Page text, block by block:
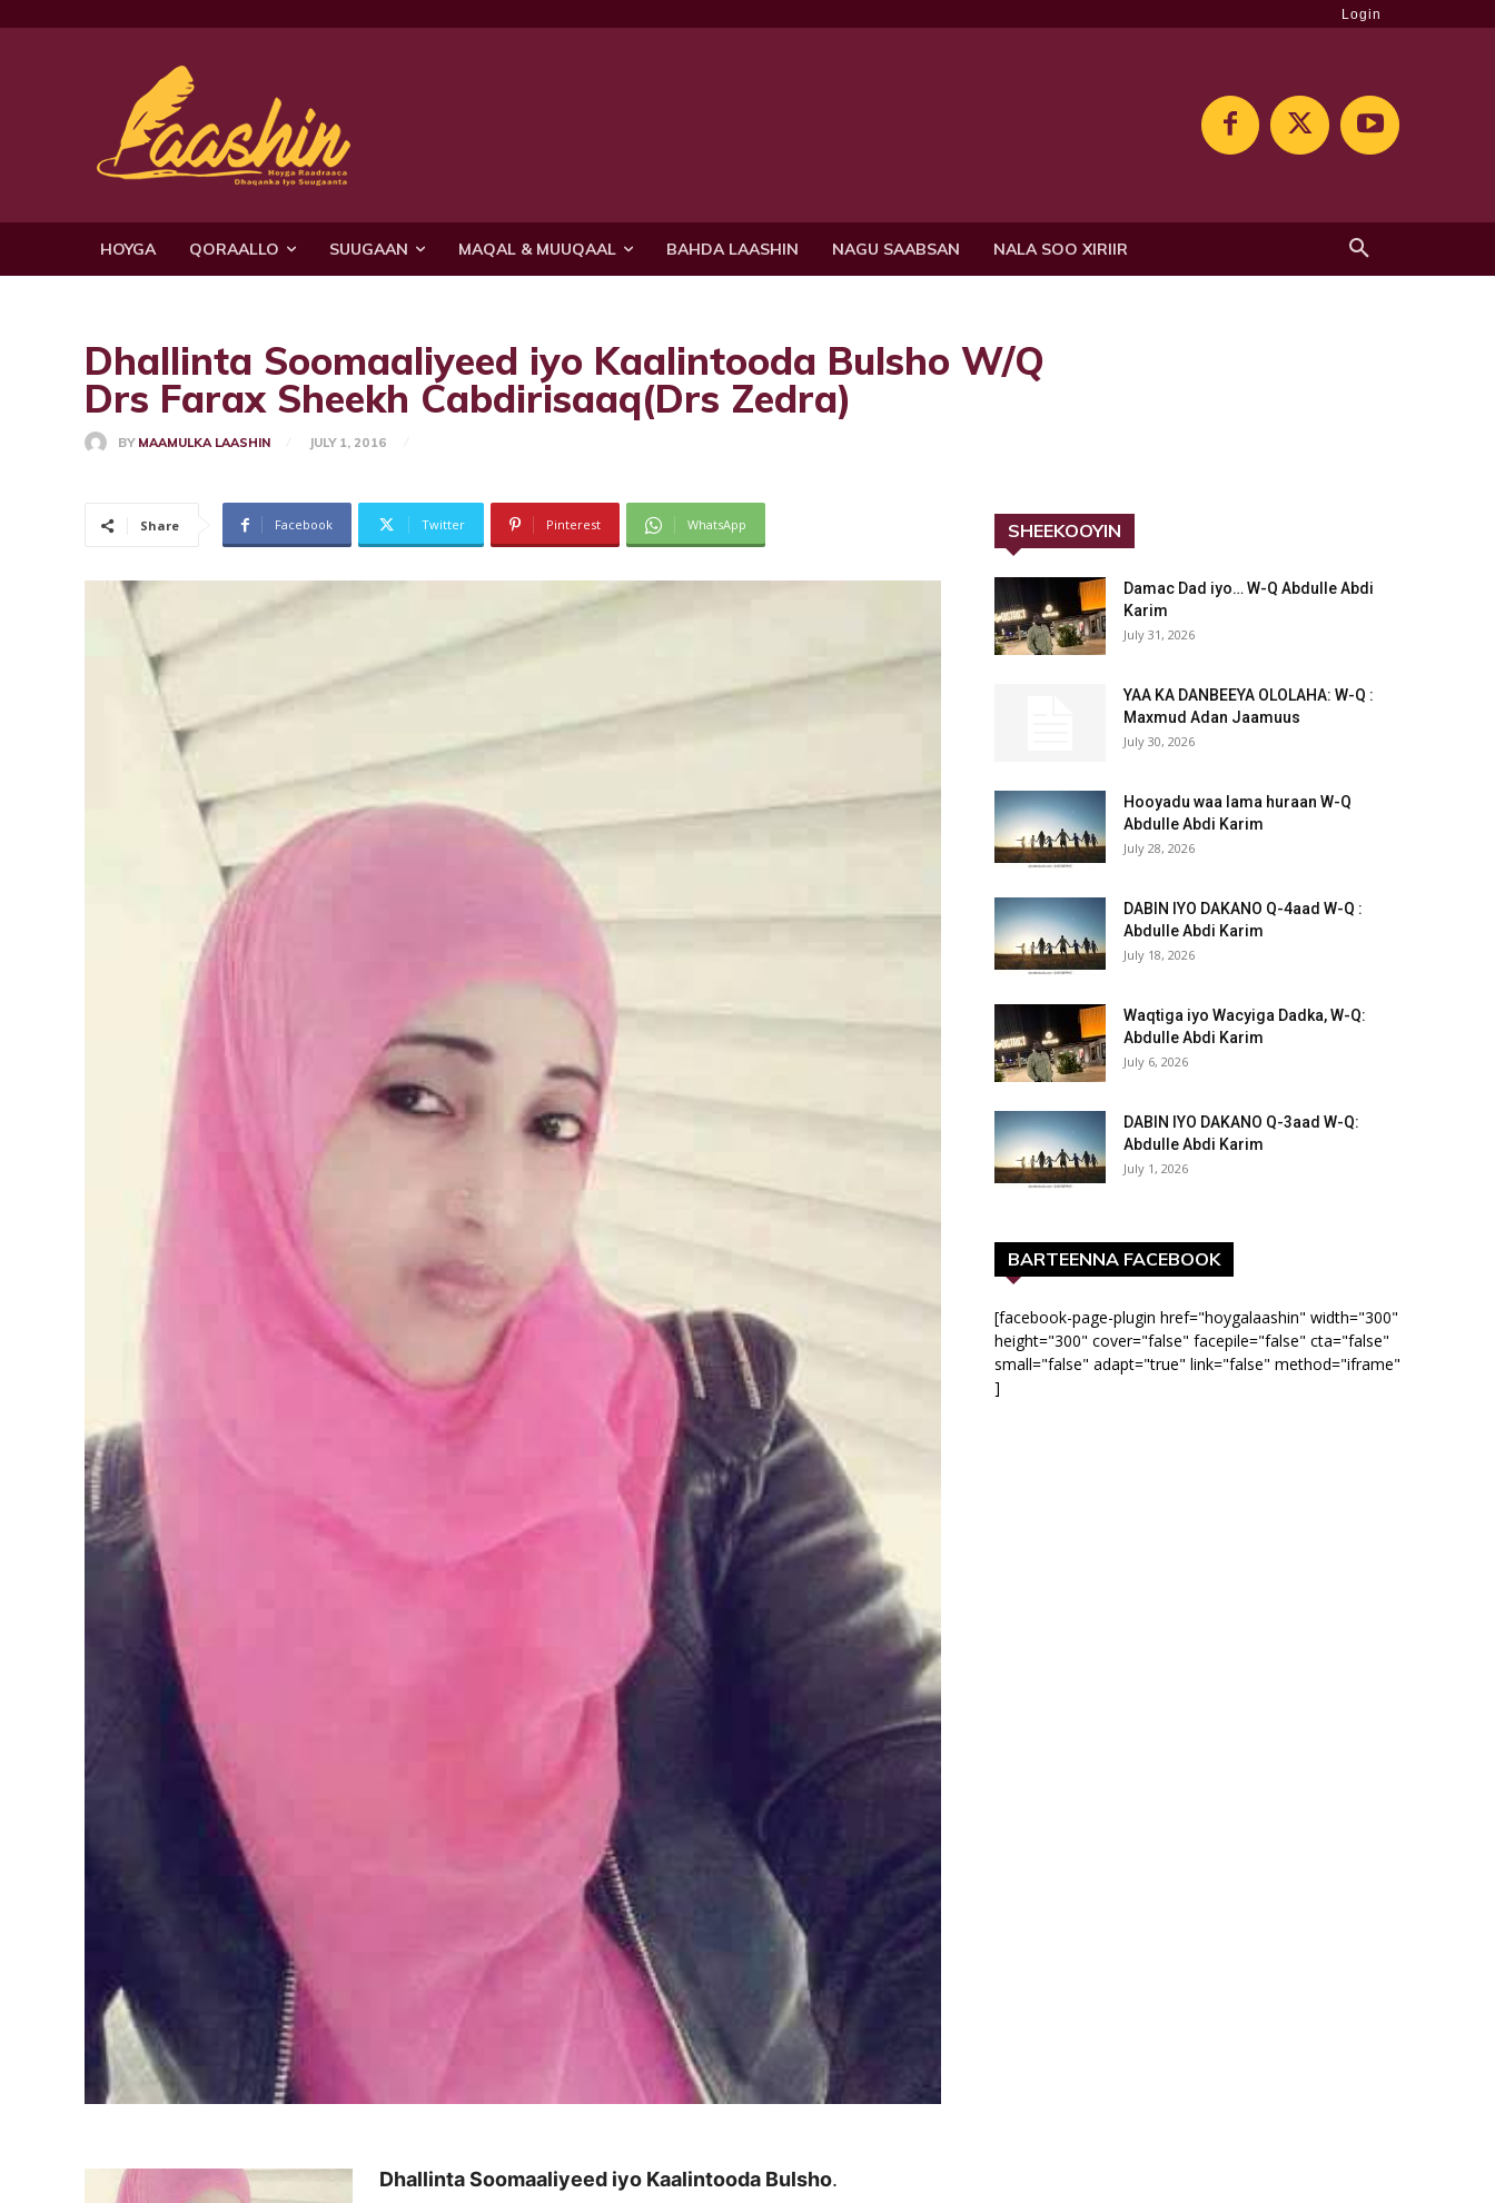
Login
HOYGA QORAALLO SUUGAAN MAQAL & MUUQAAL BAHDA LAASHIN NAGU SAABSAN NALA SOO XIRIIR
Dhallinta Soomaaliyeed iyo Kaalintooda Bulsho W/Q
Drs Farax Sheekh Cabdirisaaq(Drs Zedra)
BY MAAMULKA LAASHIN JULY 1, 2016
Share Facebook Twitter Pinterest WhatsApp
Dhallinta Soomaaliyeed iyo Kaalintooda Bulsho.
SHEEKOOYIN
Damac Dad iyo… W-Q Abdulle Abdi
Karim
July 31, 2026
YAA KA DANBEEYA OLOLAHA: W-Q :
Maxmud Adan Jaamuus
July 30, 2026
Hooyadu waa lama huraan W-Q
Abdulle Abdi Karim
July 28, 2026
DABIN IYO DAKANO Q-4aad W-Q :
Abdulle Abdi Karim
July 18, 2026
Waqtiga iyo Wacyiga Dadka, W-Q:
Abdulle Abdi Karim
July 6, 2026
DABIN IYO DAKANO Q-3aad W-Q:
Abdulle Abdi Karim
July 1, 2026
BARTEENNA FACEBOOK
[facebook-page-plugin href="hoygalaashin" width="300"
height="300" cover="false" facepile="false" cta="false"
small="false" adapt="true" link="false" method="iframe"
]